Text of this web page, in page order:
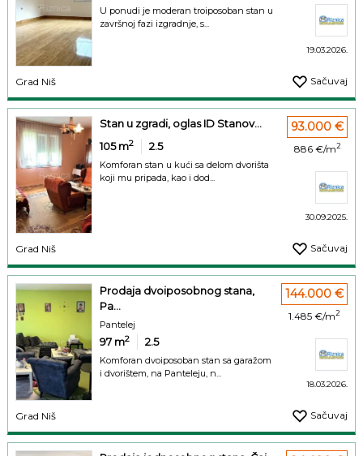
U ponudi je moderan troiposoban stan u
završnoj fazi izgradnje, s...
19.03.2026.
Grad Niš Sačuvaj
Stan u zgradi, oglas ID Stanov...
105m2 2.5
Komforan stan u kući sa delom dvorišta
koji mu pripada, kao i dod...
93.000 €
886 €/m2
30.09.2025.
Grad Niš Sačuvaj
Prodaja dvoiposobnog stana,
Pa...
Pantelej
97 m2 2.5
Komforan dvoiposoban stan sa garažom
i dvorištem, na Panteleju, n...
144.000 €
1.485 €/m2
18.03.2026.
Grad Niš Sačuvaj